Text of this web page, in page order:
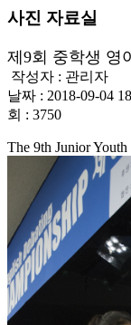
사진 자료실
제9회 중학생 영
작성자 : 관리자
날짜 : 2018-09-04
회 : 3750
The 9th Junior